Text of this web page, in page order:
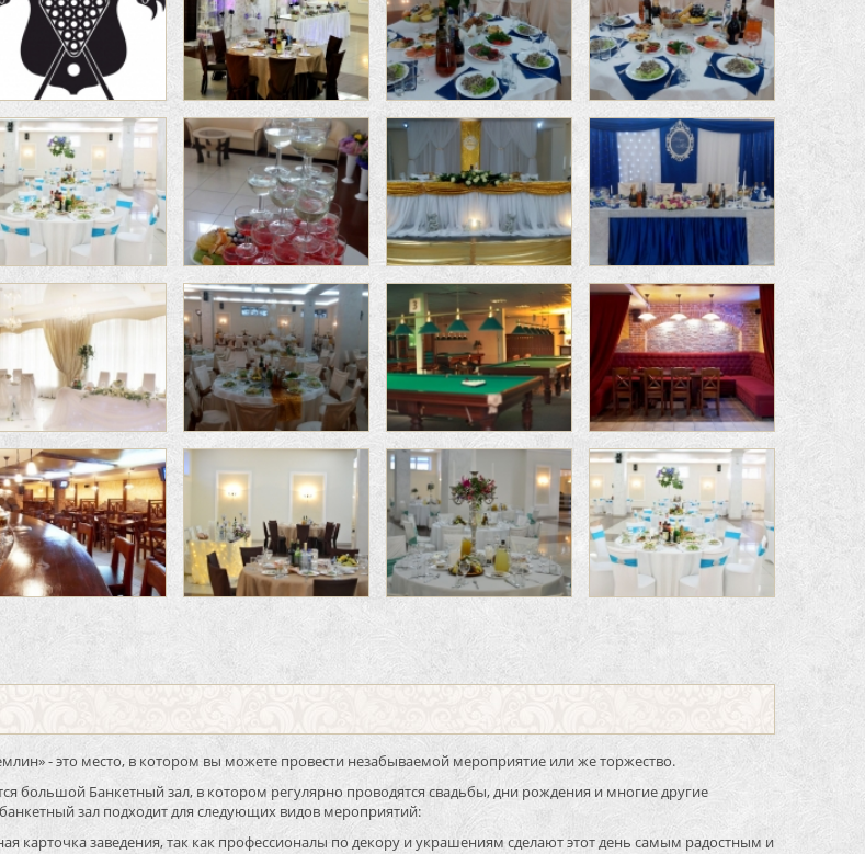
РК «Kremlin»
- это место, в котором вы можете провести незабываемой мероприятие или же торжество.
большой Банкетный зал, в котором регулярно проводятся свадьбы, дни рождения и многие другие
зал подходит для следующих видов мероприятий:
карточка заведения, так как профессионалы по декору и украшениям сделают этот день самым радостным и